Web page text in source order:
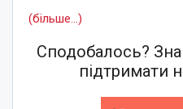
(більше…)
Сподобалось?
підтримати